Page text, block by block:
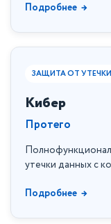
Подробнее
ЗАЩИТА ОТ
Кибер
Протего
утечки данных с
Подробнее